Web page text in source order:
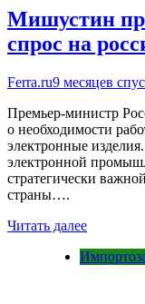
Мишустин
спрос на
Ferra.ru9 месяцев
Премьер-министр
о необходимости
электронные
электронной
стратегически
страны….
Читать далее